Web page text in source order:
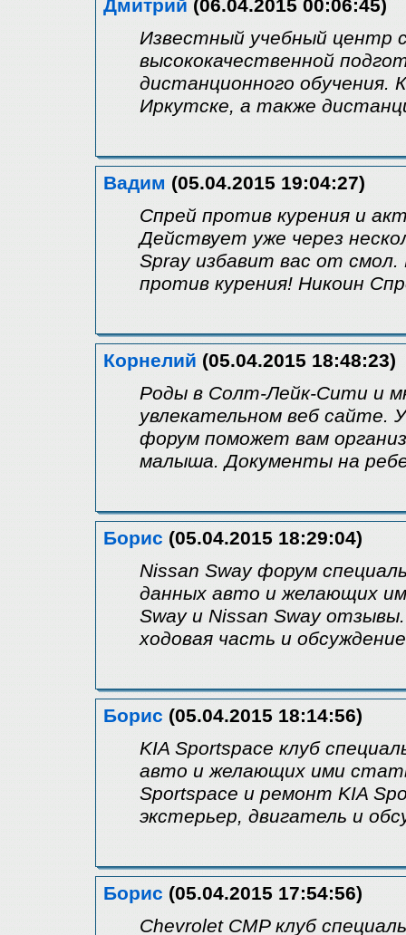
Дмитрий (06.04.2015 00:06:45)
Известный учебный центр
высококачественной
дистанционного
Иркутске, а также
Вадим (05.04.2015 19:04:27)
Спрей против курения и
Действует уже через
Spray избавит вас от
против курения! Никоин
Корнелий (05.04.2015 18:48:23)
Роды в Солт-Лейк-Сити и
увлекательном веб сайте.
форум поможет вам
малыша. Документы на
Борис (05.04.2015 18:29:04)
Nissan Sway форум
данных авто и желающих
Sway и Nissan Sway
ходовая часть и
Борис (05.04.2015 18:14:56)
KIA Sportspace клуб
авто и желающих ими
Sportspace и ремонт KIA
экстерьер, двигатель и
Борис (05.04.2015 17:54:56)
Chevrolet CMP клуб